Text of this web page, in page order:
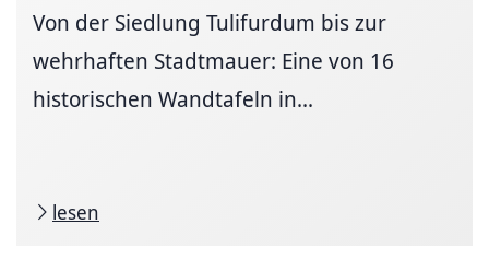
Von der Siedlung Tulifurdum bis zur
wehrhaften Stadtmauer: Eine von 16
historischen Wandtafeln in...
lesen